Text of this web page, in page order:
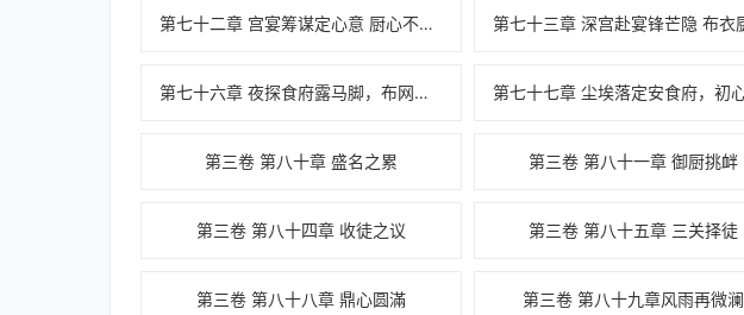
第七十二章 宫宴筹谋定心意 厨心不改是寻常
第七十六章 夜探食府露马脚，布网引蛇候凶顽
第三卷 第八十章 盛名之累 第三卷 第八十一章 御厨挑衅
第三卷 第八十四章 收徒之议 第三卷 第八十五章 三关择徒
第三卷 第八十八章 鼎心圆滿 第三卷 第八十九章风雨再微澜